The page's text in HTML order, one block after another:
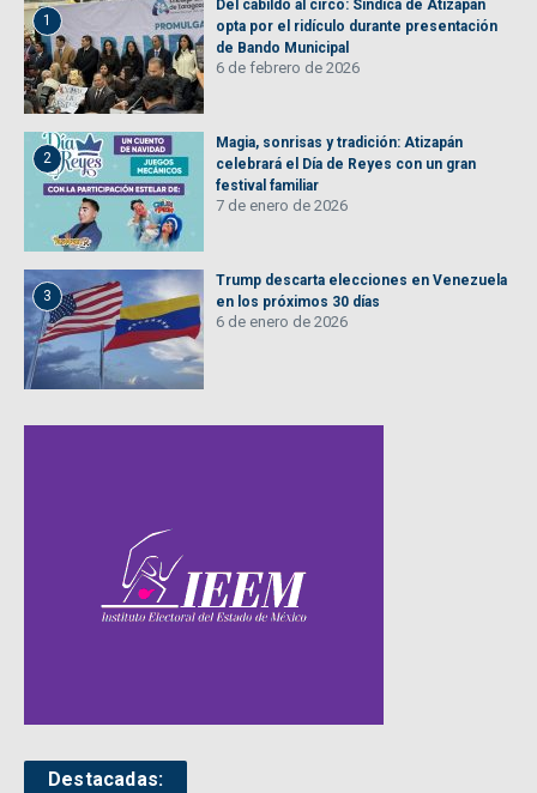
1
Del cabildo al circo: Síndica de Atizapán
opta por el ridículo durante presentación
de Bando Municipal
6 de febrero de 2026
2
Magia, sonrisas y tradición: Atizapán
celebrará el Día de Reyes con un gran
festival familiar
7 de enero de 2026
3
Trump descarta elecciones en Venezuela
en los próximos 30 días
6 de enero de 2026
Destacadas: